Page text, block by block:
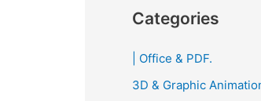
r
h
f
Categories
| Office & PDF.
3D & Graphic